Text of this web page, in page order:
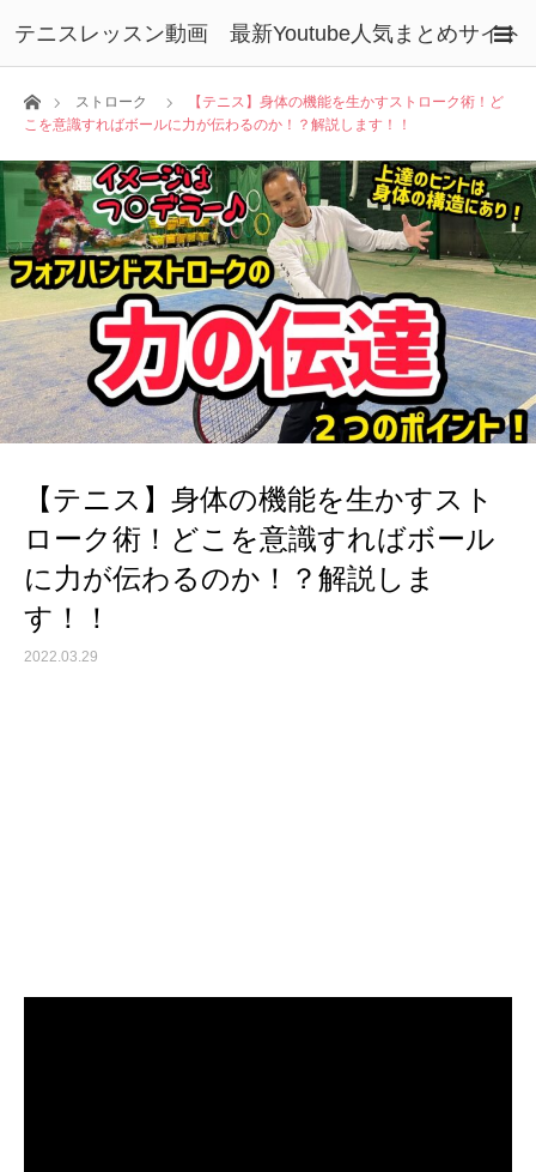
テニスレッスン動画 最新Youtube人気まとめサイト
ホームストローク
【テニス】身体の機能を生かすストローク術！ど
こを意識すればボールに力が伝わるのか！？解説します！！
【テニス】身体の機能を生かすスト
ローク術！どこを意識すればボール
に力が伝わるのか！？解説しま
す！！
2022.03.29